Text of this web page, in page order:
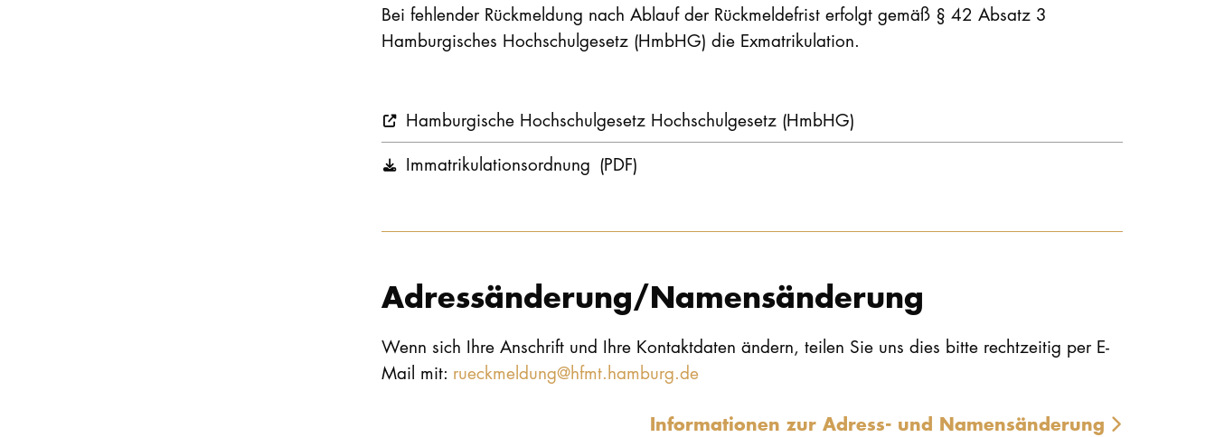
Bei fehlender Rückmeldung nach Ablauf der Rückmeldefrist erfolgt gemäß § 42 Absatz 3
Hamburgisches Hochschulgesetz (HmbHG) die Exmatrikulation.
Hamburgische Hochschulgesetz Hochschulgesetz (HmbHG)
Immatrikulationsordnung (PDF)
Adressänderung/Namensänderung
Wenn sich Ihre Anschrift und Ihre Kontaktdaten ändern, teilen Sie uns dies bitte rechtzeitig per E-
Mail mit: rueckmeldung@hfmt.hamburg.de
Informationen zur Adress- und Namensänderung